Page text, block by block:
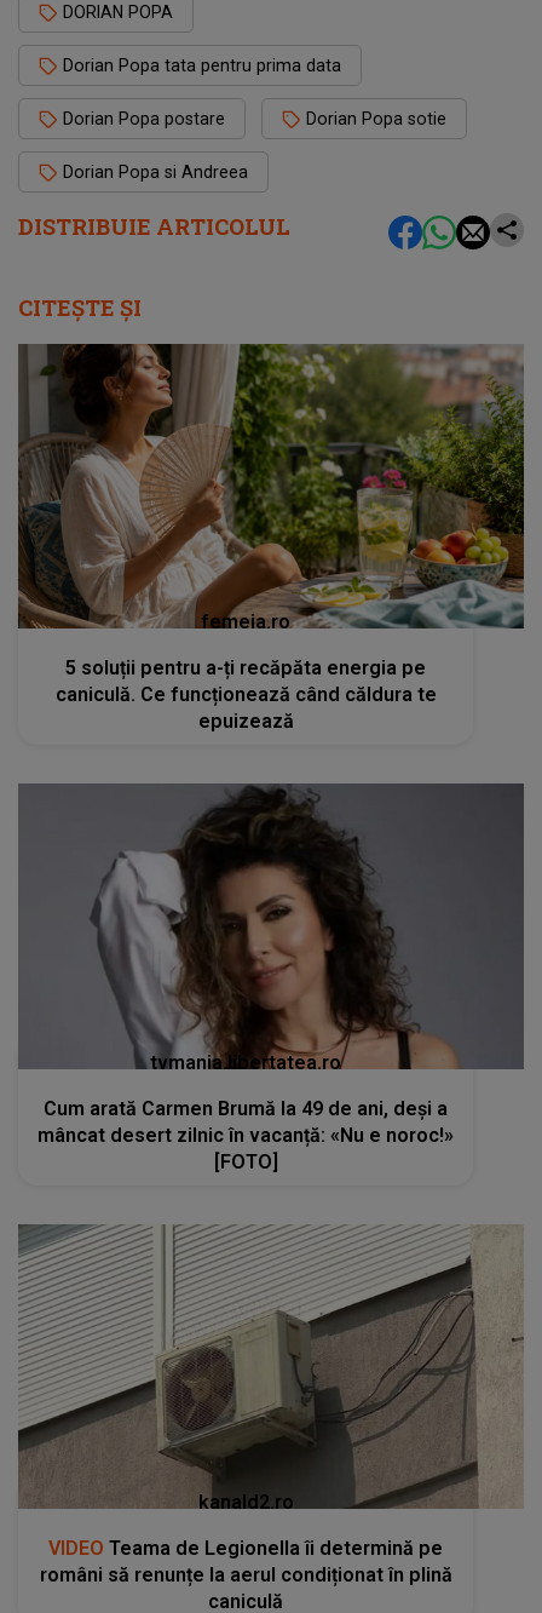
DISTRIBUIE ARTICOLUL
DORIAN POPA
Dorian Popa tata pentru prima data
Dorian Popa postare Dorian Popa sotie
Dorian Popa si Andreea
CITEȘTE ȘI
femeia.ro
5 soluții pentru a-ți recăpăta energia pe
caniculă. Ce funcționează când căldura te
epuizează
tvmania.libertatea.ro
Cum arată Carmen Brumă la 49 de ani, deși a
mâncat desert zilnic în vacanță: «Nu e noroc!»
[FOTO]
kanald2.ro
VIDEO Teama de Legionella îi determină pe
români să renunțe la aerul condiționat în plină
caniculă